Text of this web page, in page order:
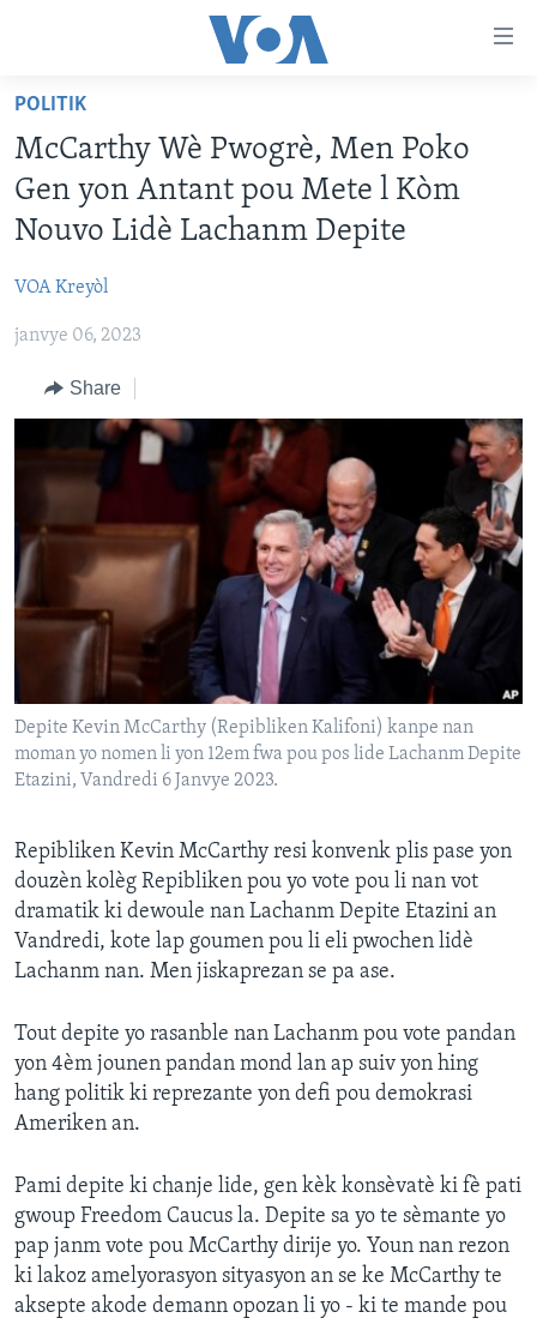
Skip
main
content
Skip
to
main
Navigation
Skip
Search
AMERIK LATIN
VIDEO
FLASHPOINT IKRÈN
Learning English
Languages
POLITIK
McCarthy Wè Pwogrè, Men Poko
Gen yon Antant pou Mete l Kòm
Nouvo Lidè Lachanm Depite
VOA Kreyòl
janvye 06, 2023
Share
Depite Kevin McCarthy (Repibliken Kalifoni) kanpe nan
moman yo nomen li yon 12em fwa pou pos lide Lachanm Depite
Etazini, Vandredi 6 Janvye 2023.
Repibliken Kevin McCarthy resi konvenk plis pase yon
douzèn kolèg Repibliken pou yo vote pou li nan vot
dramatik ki dewoule nan Lachanm Depite Etazini an
Vandredi, kote lap goumen pou li eli pwochen lidè
Lachanm nan. Men jiskaprezan se pa ase.
Tout depite yo rasanble nan Lachanm pou vote pandan
yon 4èm jounen pandan mond lan ap suiv yon hing
hang politik ki reprezante yon defi pou demokrasi
Ameriken an.
Pami depite ki chanje lide, gen kèk konsèvatè ki fè pati
gwoup Freedom Caucus la. Depite sa yo te sèmante yo
pap janm vote pou McCarthy dirije yo. Youn nan rezon
ki lakoz amelyorasyon sityasyon an se ke McCarthy te
aksepte akode demann opozan li yo - ki te mande pou